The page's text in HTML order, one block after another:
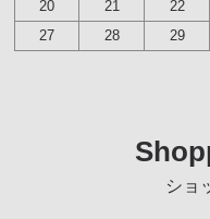
20
21 22
27
28 29
ショ